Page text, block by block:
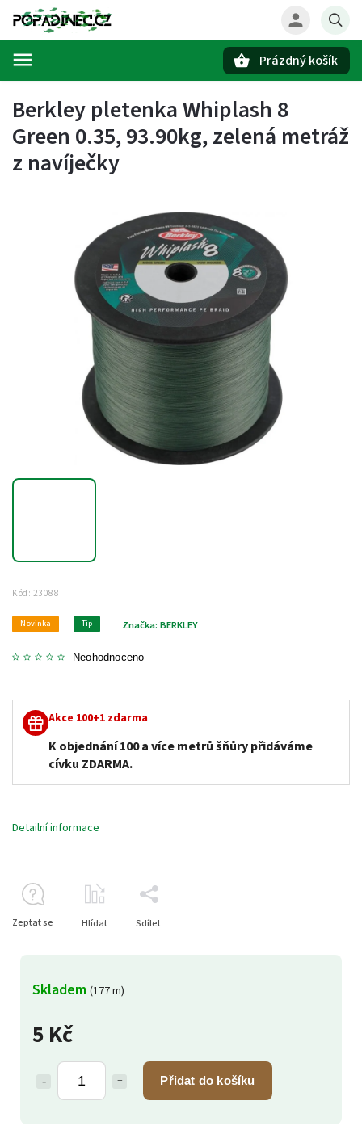
Prázdný košík
Berkley pletenka Whiplash 8
Green 0.35, 93.90kg, zelená metráž
z navíječky
Kód: 23088
Novinka Tip
Neohodnoceno
Značka: BERKLEY
5 Kč
Přidat do košíku
Skladem (177 m)
Akce 100+1 zdarma
K objednání 100 a více metrů šňůry přidáváme
cívku ZDARMA.
Detailní informace
Zeptat se Hlídat Sdílet